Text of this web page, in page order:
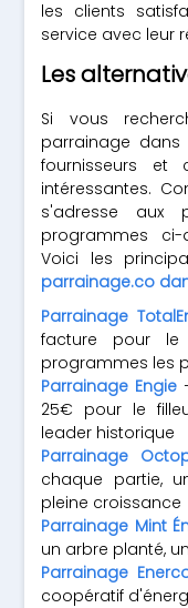
les clients
service avec leur
Les
Si vous
parrainage dans
fournisseurs et
intéressantes.
s'adresse aux
programmes ci-
Voici les
parrainage.co
Parrainage
facture pour
programmes les
Parrainage Engie
25€ pour le
leader historique
Parrainage
chaque partie,
pleine croissance
Parrainage Mint
un arbre planté,
Parrainage
coopératif